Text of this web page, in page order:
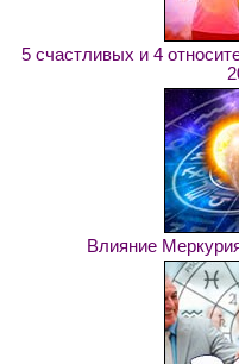
5 счастливых и 4
Влияние